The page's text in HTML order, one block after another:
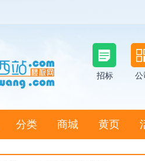
招标 公
分类 商城 黄页